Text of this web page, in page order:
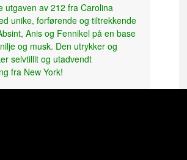
utgaven av 212 fra Carolina
unike, forførende og tiltrekkende
Anis og Fennikel på en base
og musk. Den utrykker og
selvtillit og utadvendt
fra New York!